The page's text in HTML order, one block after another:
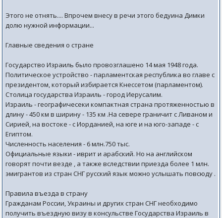
Этого не отнять.... Впрочем внесу в речи этого бедуина Димки
долю нужной информации...
Главные сведения о стране
Государство Израиль было провозглашено 14 мая 1948 года.
Политическое устройство - парламентская республика во главе с
президентом, который избирается Кнессетом (парламентом).
Столица государства Израиль - город Иерусалим.
Израиль - географичесеки компактная страна протяженностью в
длину - 450 км в ширину - 135 км .На севере граничит с Ливаном и
Сирией, на востоке - с Иорданией, на юге и на юго-западе - с
Египтом.
Численность населения - 6 млн.750 тыс.
Официальные языки - иврит и арабский. Но на английском
говорят почти везде , а также вследствии приезда более 1 млн.
эмигрантов из стран СНГ русский язык можно услышать повсюду .
Правила въезда в страну
Гражданам России, Украины и других стран СНГ необходимо
получить въездную визу в консульстве Государства Израиль в